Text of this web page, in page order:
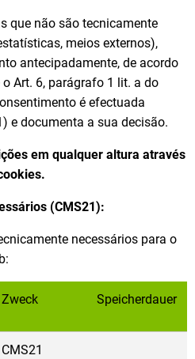
que não são tecnicamente
meios externos),
antecipadamente, de acordo
Art. 6, parágrafo 1 lit. a do
é efectuada
e documenta a sua decisão.
em qualquer altura através
(CMS21):
necessários para o
Zweck Speicherdauer
CMS21